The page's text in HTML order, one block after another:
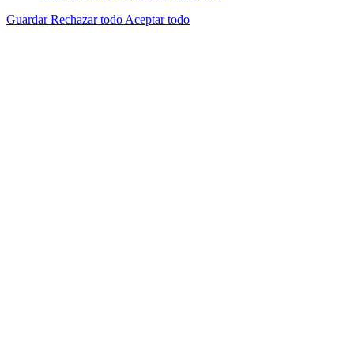
GuardarRechazar todo Aceptar todo